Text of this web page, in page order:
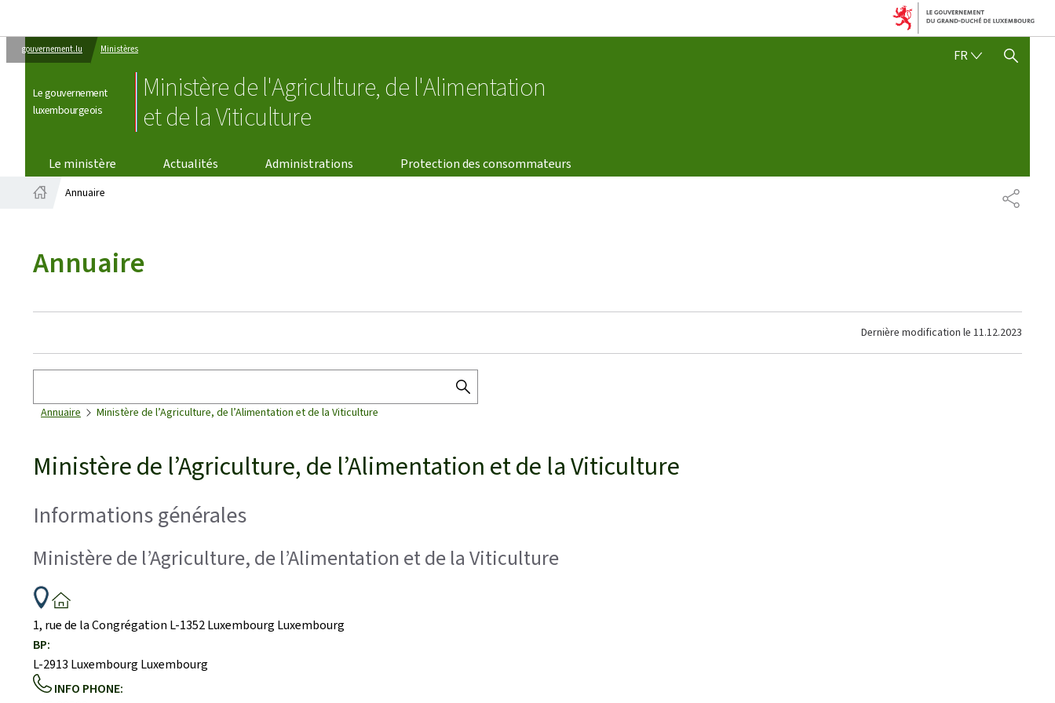
gouvernement.lu Ministères
Le gouvernement
luxembourgeois
Ministère de l'Agriculture, de l'Alimentation
et de la Viticulture
FRFRANÇAIS
AFFICHER / MASQUER
Le ministère Actualités Administrations
Protection des consommateurs
Annuaire
Annuaire
Dernière modification le 11.12.2023
RECHERCHER
Annuaire Ministère de l’Agriculture, de l’Alimentation et de la Viticulture
Ministère de l’Agriculture, de l’Alimentation et de la Viticulture
Informations générales
Ministère de l’Agriculture, de l’Alimentation et de la Viticulture
1, rue de la Congrégation L-1352Luxembourg Luxembourg
BP:
L-2913 Luxembourg Luxembourg
INFO PHONE: